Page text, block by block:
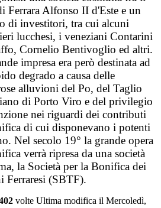
Ferrara Alfonso II d'Este e un
di investitori, tra cui alcuni
lucchesi, i veneziani Contarini
Cornelio Bentivoglio ed altri.
impresa era però destinata ad
degrado a causa delle
alluvioni del Po, del Taglio
di Porto Viro e del privilegio
nei riguardi dei contributi
di cui disponevano i potenti
Nel secolo 19° la grande opera
verrà ripresa da una società
la Società per la Bonifica dei
Ferraresi (SBTF).
volte Ultima modifica il Mercoledì,